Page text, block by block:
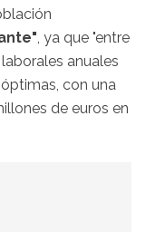
, ya que "entre
anuales
con una
de euros en